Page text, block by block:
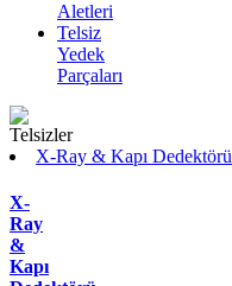
Aletleri
Telsiz
Yedek
Parçaları
X-Ray & Kapı Dedektörü
X-
Ray
&
Kapı